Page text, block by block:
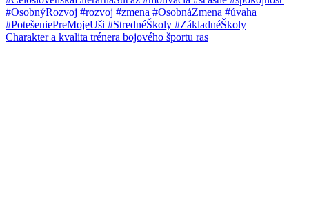
Charakter a kvalita trénera bojového športu ras